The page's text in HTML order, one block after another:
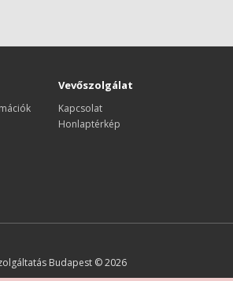
Vevőszolgálat
Kapcsolat
Honlaptérkép
Budapest © 2026